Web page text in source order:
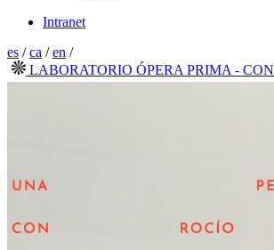
Intranet
es /ca /en /
LABORATORIO ÓPERA PRIMA -